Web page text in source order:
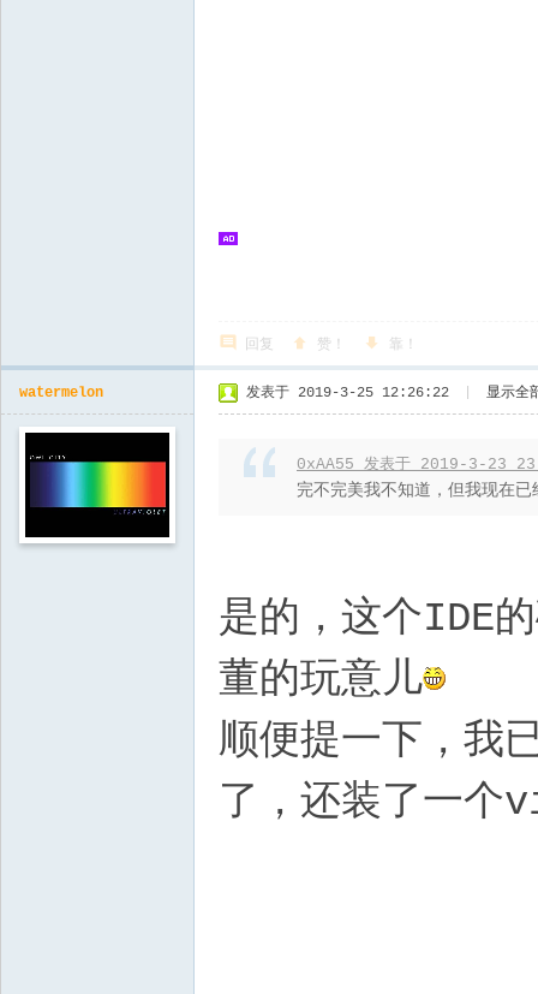
回复 赞！ 靠！
watermelon 发表于 2019-3-25 12:26:22 显示全
0xAA55 发表于 2019-3-23
完不完美我不知道，但我现在已
是的，这个IDE
董的玩意儿
顺便提一下，我
了，还装了一